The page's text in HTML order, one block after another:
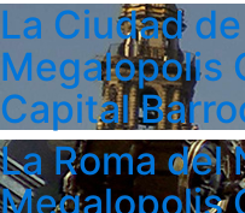
La Ciudad
Megalopolis
Capital
La Roma del
Megalopolis